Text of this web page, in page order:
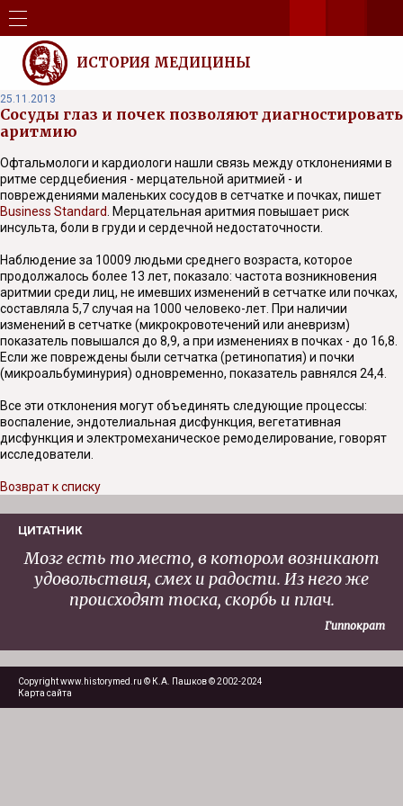
ИСТОРИЯ МЕДИЦИНЫ
25.11.2013
Сосуды глаз и почек позволяют диагностировать
аритмию
Офтальмологи и кардиологи нашли связь между отклонениями в
ритме сердцебиения - мерцательной аритмией - и
повреждениями маленьких сосудов в сетчатке и почках, пишет
Business Standard
. Мерцательная аритмия повышает риск
инсульта, боли в груди и сердечной недостаточности.
Наблюдение за 10009 людьми среднего возраста, которое
продолжалось более 13 лет, показало: частота возникновения
аритмии среди лиц, не имевших изменений в сетчатке или почках,
составляла 5,7 случая на 1000 человеко-лет. При наличии
изменений в сетчатке (микрокровотечений или аневризм)
показатель повышался до 8,9, а при изменениях в почках - до 16,8.
Если же повреждены были сетчатка (ретинопатия) и почки
(микроальбуминурия) одновременно, показатель равнялся 24,4.
Все эти отклонения могут объединять следующие процессы:
воспаление, эндотелиальная дисфункция, вегетативная
дисфункция и электромеханическое ремоделирование, говорят
исследователи.
Возврат к списку
ЦИТАТНИК
Мозг есть то место, в котором возникают
удовольствия, смех и радости. Из него же
происходят тоска, скорбь и плач.
Гиппократ
Copyright www.historymed.ru © К.А. Пашков © 2002-2024
Карта сайта